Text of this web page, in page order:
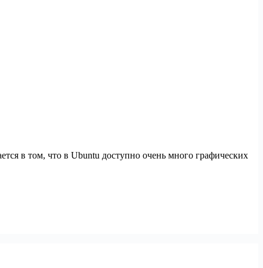
в том, что в Ubuntu доступно очень много графических